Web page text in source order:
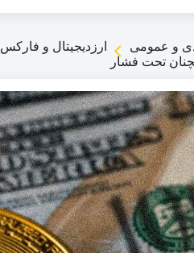
و عمومی ارزدیجیتال و فارکس
تحت فشار